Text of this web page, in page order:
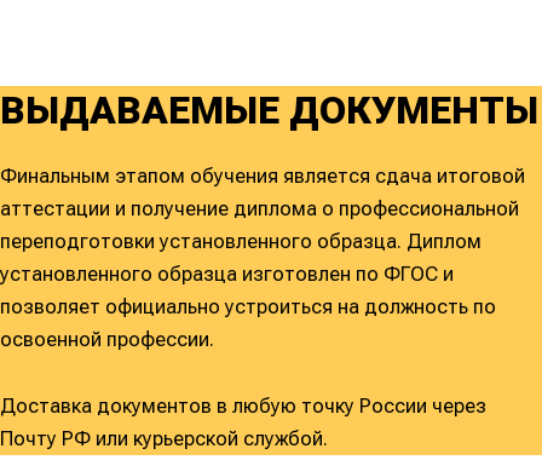
ВЫДАВАЕМЫЕ ДОКУМЕНТЫ
Финальным этапом обучения является сдача итоговой
аттестации и получение диплома о профессиональной
переподготовки установленного образца. Диплом
установленного образца изготовлен по ФГОС и
позволяет официально устроиться на должность по
освоенной профессии.
Доставка документов в любую точку России через
Почту РФ или курьерской службой.